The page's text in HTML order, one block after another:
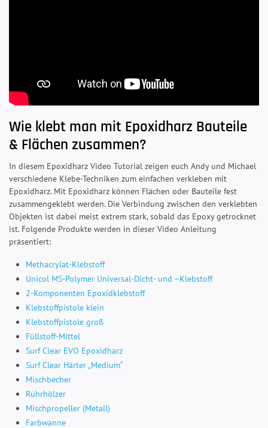
Wie klebt man mit Epoxidharz Bauteile
& Flächen zusammen?
In diesem Epoxidharz Video Tutorial zeigen euch Andy und Michael
verschiedene Klebe-Techniken zum einfachen verkleben mit
Epoxidharz. Mit Epoxidharz können Flächen oder Bauteile fest
zusammengeklebt werden. Die Verbindung zwischen den verklebten
Objekten ist dabei meist extrem stark, sobald das Epoxy getrocknet
ist. Folgende Produkte werden in dieser Video Anleitung
präsentiert:
Methacrylat-Klebstoff
Unicol MS-Polymer Universal-Dicht- und –Klebstoff
2-Komponenten Epoxidklebstoff
Klebstoffpistole klein
Klebstoffpistole groß
Füllstoff-Mittel
Surf Clear EVO Epoxidharz
Surf Clear Härter „Medium“
Mischbecher
Rührhölzer
Mischpropeller (Metall)
Farbwanne